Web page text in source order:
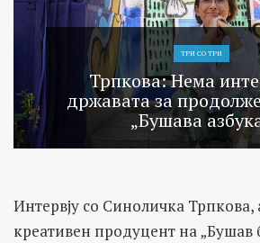
ТРИ СО ТРИ
Трпкова: Нема
државата за
„Бушава
Интервју со Синоличка Трпкова,
креативен продуцент на „Бушав